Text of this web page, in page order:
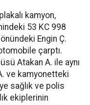
kamyon,
53 KC 998
Engin Ç.
çarptı.
Atakan A. ile aynı
ve kamyonetteki
sağlık ve polis
ekiplerinin